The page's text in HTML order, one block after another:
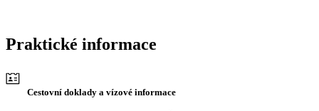
Praktické informace
Cestovní doklady a vízové informace